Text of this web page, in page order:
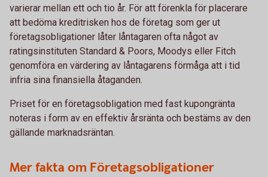
varierar mellan ett och tio år. För att förenkla för placerare
att bedöma kreditrisken hos de företag som ger ut
företagsobligationer låter låntagaren ofta något av
ratingsinstituten Standard & Poors, Moodys eller Fitch
genomföra en värdering av låntagarens förmåga att i tid
infria sina finansiella åtaganden.
Priset för en företagsobligation med fast kupongränta
noteras i form av en effektiv årsränta och bestäms av den
gällande marknadsräntan.
Mer fakta om Företagsobligationer